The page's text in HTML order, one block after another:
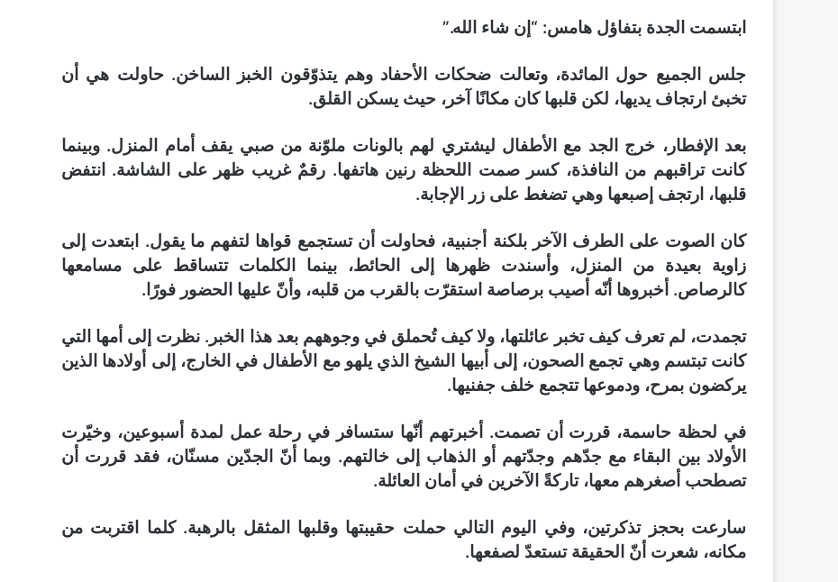
ابتسمت الجدة بتفاؤل هامس: “إن شاء الله.”
جلس الجميع حول المائدة، وتعالت ضحكات الأحفاد وهم يتذوّقون الخبز الساخن. حاولت هي أن
تخبئ ارتجاف يديها، لكن قلبها كان مكانًا آخر، حيث يسكن القلق.
بعد الإفطار، خرج الجد مع الأطفال ليشتري لهم بالونات ملوّنة من صبي يقف أمام المنزل. وبينما
كانت تراقبهم من النافذة، كسر صمت اللحظة رنين هاتفها. رقمٌ غريب ظهر على الشاشة. انتفض
قلبها، ارتجف إصبعها وهي تضغط على زر الإجابة.
كان الصوت على الطرف الآخر بلكنة أجنبية، فحاولت أن تستجمع قواها لتفهم ما يقول. ابتعدت إلى
زاوية بعيدة من المنزل، وأسندت ظهرها إلى الحائط، بينما الكلمات تتساقط على مسامعها
كالرصاص. أخبروها أنّه أصيب برصاصة استقرّت بالقرب من قلبه، وأنّ عليها الحضور فورًا.
تجمدت، لم تعرف كيف تخبر عائلتها، ولا كيف تُحملق في وجوههم بعد هذا الخبر. نظرت إلى أمها التي
كانت تبتسم وهي تجمع الصحون، إلى أبيها الشيخ الذي يلهو مع الأطفال في الخارج، إلى أولادها الذين
يركضون بمرح، ودموعها تتجمع خلف جفنيها.
في لحظة حاسمة، قررت أن تصمت. أخبرتهم أنّها ستسافر في رحلة عمل لمدة أسبوعين، وخيّرت
الأولاد بين البقاء مع جدّهم وجدّتهم أو الذهاب إلى خالتهم. وبما أنّ الجدّين مسنّان، فقد قررت أن
تصطحب أصغرهم معها، تاركةً الآخرين في أمان العائلة.
سارعت بحجز تذكرتين، وفي اليوم التالي حملت حقيبتها وقلبها المثقل بالرهبة. كلما اقتربت من
مكانه، شعرت أنّ الحقيقة تستعدّ لصفعها.